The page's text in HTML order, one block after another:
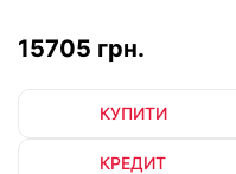
15705 грн.
КУПИТИ
КРЕДИТ